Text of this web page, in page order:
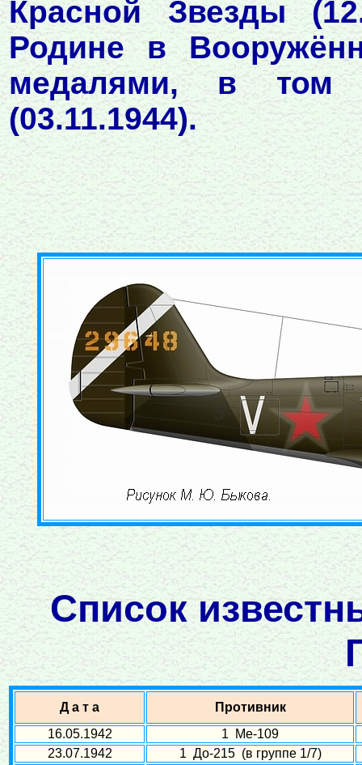
Красной Звезды
Родине в
медалями, в том
(03.11.1944).
Список
Д а т а
Противник
16.05.1942
1 Ме-109
23.07.1942
1 До-215 (в группе 1/7)